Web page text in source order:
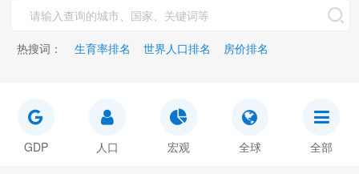
热搜词： 生育率排名 世界人口排名 房价排名
GDP 人口 宏观 全球 全部